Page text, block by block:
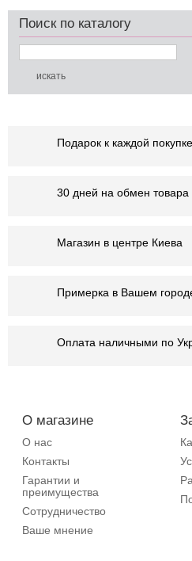
Поиск по каталогу
Подарок к каждой покупке
30 дней на обмен товара
Магазин в центре Киева
Примерка в Вашем
Оплата наличными по
О магазине
О нас
Контакты
Гарантии и
преимущества
Сотрудничество
Ваше мнение